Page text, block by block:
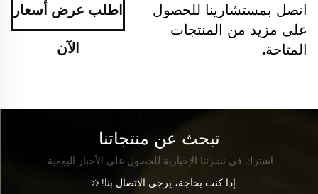
اتصل بمستشارينا للحصول
على مزيد من المنتجات
المتاحة.
اطلب عرض أسعار
الآن
تبحث عن منتجاتنا
اشترك في نشرتنا الإخبارية للحصول على الأخبار اليومية.
إذا كنت بحاجة، يرجى الاتصال بنا!